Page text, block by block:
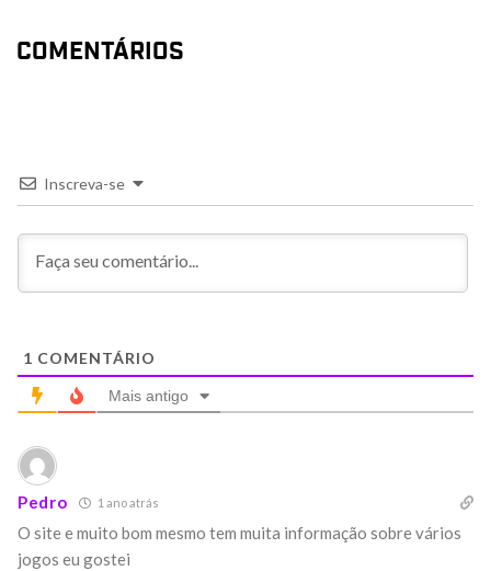
COMENTÁRIOS
Inscreva-se
1 COMENTÁRIO
Mais antigo
Pedro 1 ano atrás
O site e muito bom mesmo tem muita informação sobre vários
jogos eu gostei